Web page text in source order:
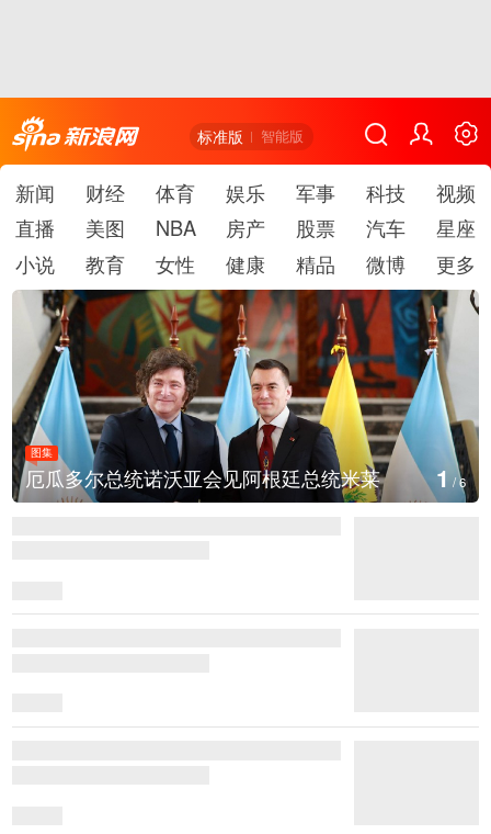
标准版 智能版
新闻 财经 体育 娱乐 军事 科技
视频
直播
美图 NBA 房产 股票 汽车
星座
小说
教育 女性 健康 精品 微博 更多
统米莱 美国斯波坎：野火烧毁700多所房屋
2/6